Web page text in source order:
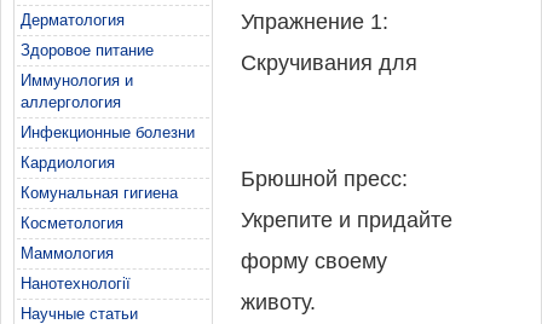
Дерматология
Здоровое питание
Иммунология и
аллергология
Инфекционные болезни
Кардиология
Комунальная гигиена
Косметология
Маммология
Нанотехнології
Научные статьи
Упражнение 1:
Скручивания для
Исходное
положение:
• Поясница
Брюшной пресс:
Укрепите и придайте
форму своему
животу.